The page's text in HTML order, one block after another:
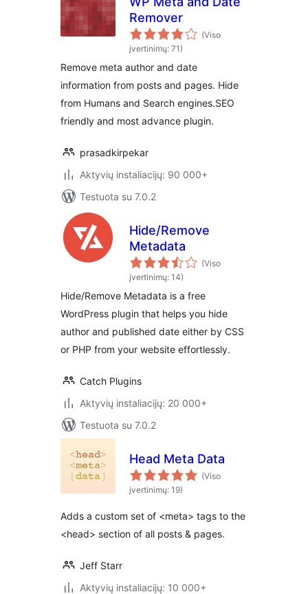
Remover
(Viso
įvertinimų: 71)
Remove meta author and date
information from posts and pages. Hide
from Humans and Search engines.SEO
friendly and most advance plugin.
prasadkirpekar
Aktyvių instaliacijų: 90 000+
Testuota su 7.0.2
Hide/Remove
Metadata
(Viso
įvertinimų: 14)
Hide/Remove Metadata is a free
WordPress plugin that helps you hide
author and published date either by CSS
or PHP from your website effortlessly.
Catch Plugins
Aktyvių instaliacijų: 20 000+
Testuota su 7.0.2
Head Meta Data
(Viso
įvertinimų: 19)
Adds a custom set of <meta> tags to the
<head> section of all posts & pages.
Jeff Starr
Aktyvių instaliacijų: 10 000+